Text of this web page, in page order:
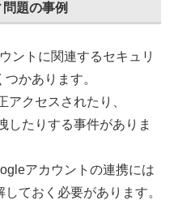
題の事例
ントに関連するセキュリ
かあります。
クセスされたり、
したりする事件がありま
アカウントの連携には
ておく必要があります。